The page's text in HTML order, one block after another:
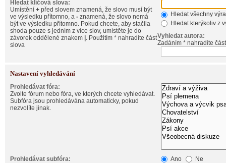
Hledat klíčová slova:
Umístění + před slovem znamená, že slovo musí být
ve výsledku přítomno, a - znamená, že slovo nemá
být ve výsledku přítomno. Pokud chcete, aby stačila
shoda pouze s jedním z více slov, umístěte je do
závorek oddělené znakem . Použitím * nahradíte část
slova
Hledat všechny
Hledat kterýkoliv z
Vyhledat autora:
Zadáním * nahradíte
Nastavení vyhledávání
Prohledávat fóra:
Zvolte fórum nebo fóra, ve kterých chcete vyhledávat.
Subfóra jsou prohledávána automaticky, pokud
nezvolíte jinak.
Prohledávat subfóra: Ano
Ne